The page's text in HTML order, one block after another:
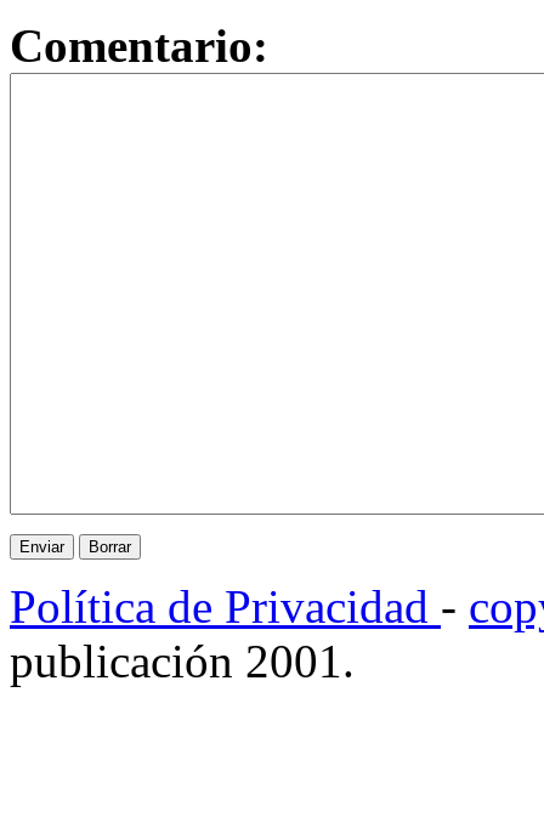
Comentario:
Política de Privacidad -
publicación 2001.